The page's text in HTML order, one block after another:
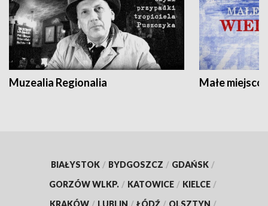
Muzealia Regionalia Małe
BIAŁYSTOK / BYDGOSZCZ / GDAŃSK /
GORZÓW WLKP. / KATOWICE / KIELCE /
KRAKÓW / LUBLIN / ŁÓDŹ / OLSZTYN /